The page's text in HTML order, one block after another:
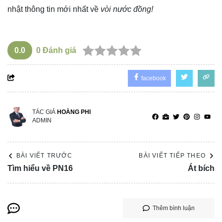
nhật thông tin mới nhất về vòi nước đồng!
0.0 0 Đánh giá
facebook
TÁC GIẢ HOÀNG PHI
ADMIN
BÀI VIẾT TRƯỚC
Tìm hiểu về PN16
BÀI VIẾT TIẾP THEO
Át bích
Thêm bình luận